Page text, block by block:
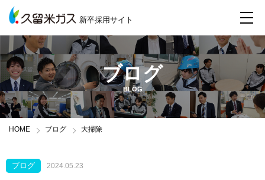
新卒採用サイト
ブログ
BLOG
HOME ブログ 大掃除
ブログ 2024.05.23